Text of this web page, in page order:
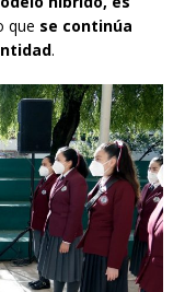
que se continúa
.